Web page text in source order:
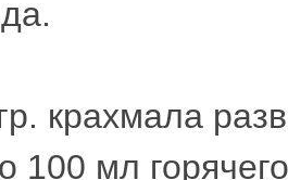
крахмала
100 мл